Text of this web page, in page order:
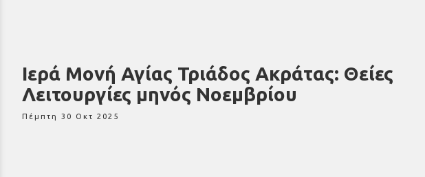
Ιερά Μονή Αγίας Τριάδος Ακράτας: Θείες
Λειτουργίες μηνός Νοεμβρίου
Πέμπτη 30 Οκτ 2025